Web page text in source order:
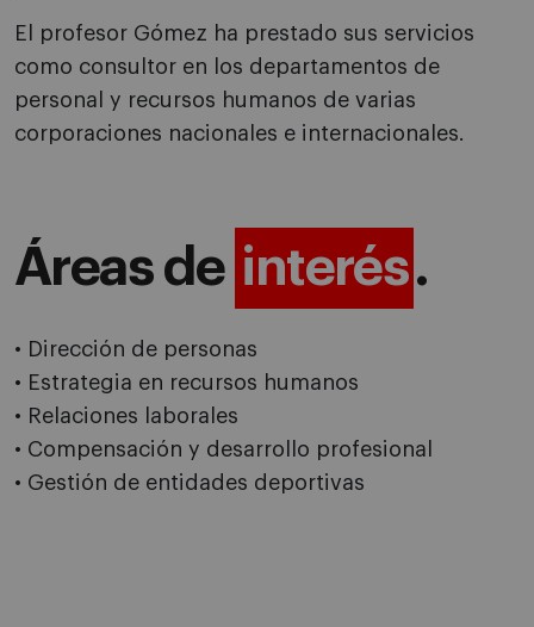
El profesor Gómez ha prestado sus servicios
como consultor en los departamentos de
personal y recursos humanos de varias
corporaciones nacionales e internacionales.
Áreas de interés.
• Dirección de personas
• Estrategia en recursos humanos
• Relaciones laborales
• Compensación y desarrollo profesional
• Gestión de entidades deportivas